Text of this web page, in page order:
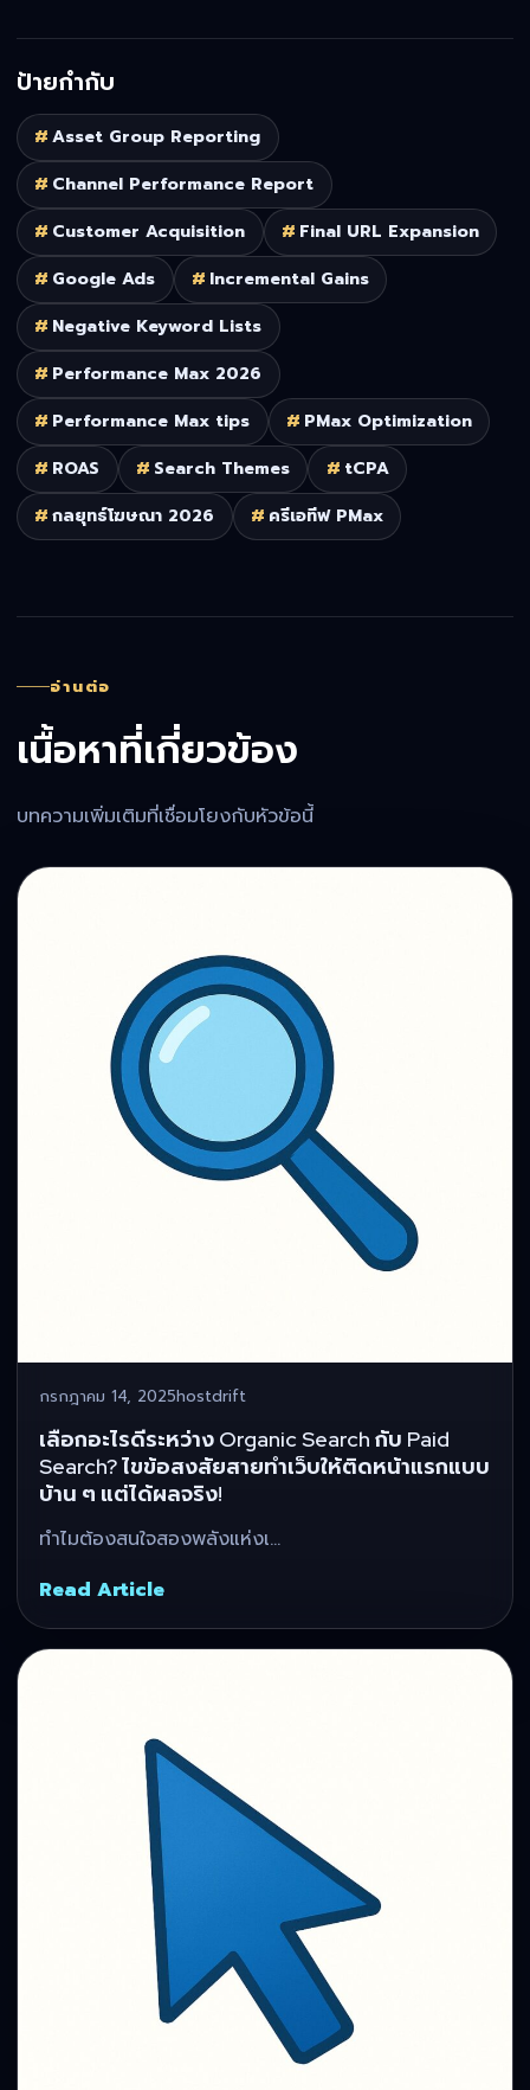
ป้ายกำกับ
# Asset Group Reporting
# Channel Performance Report
# Customer Acquisition # Final URL Expansion
# Google Ads # Incremental Gains
# Negative Keyword Lists
# Performance Max 2026
# Performance Max tips # PMax Optimization
# ROAS # Search Themes # tCPA
# กลยุทธ์โฆษณา 2026 # ครีเอทีฟ PMax
อ่านต่อ
เนื้อหาที่เกี่ยวข้อง
บทความเพิ่มเติมที่เชื่อมโยงกับหัวข้อนี้
กรกฎาคม 14, 2025hostdrift
เลือกอะไรดีระหว่าง Organic Search กับ Paid
Search? ไขข้อสงสัยสายทำเว็บให้ติดหน้าแรกแบบ
บ้าน ๆ แต่ได้ผลจริง!
ทำไมต้องสนใจสองพลังแห่งเ…
Read Article